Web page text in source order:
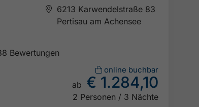
6213 Karwendelstraße 83
Pertisau am Achensee
Bewertungen
online buchbar
ab € 1.284,10
2 Personen / 3 Nächte